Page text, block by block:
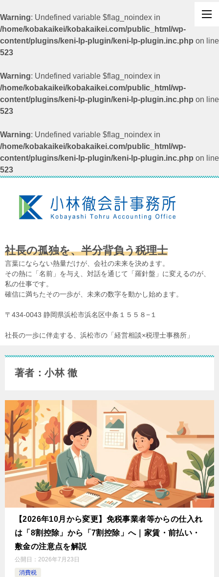
Warning: Undefined variable $flag_noindex in
/home/kobakaikei/kobakaikei.com/public_html/wp-
content/plugins/keni-lp-plugin/keni-lp-plugin.inc.php on line
523
Warning: Undefined variable $flag_noindex in
/home/kobakaikei/kobakaikei.com/public_html/wp-
content/plugins/keni-lp-plugin/keni-lp-plugin.inc.php on line
523
Warning: Undefined variable $flag_noindex in
/home/kobakaikei/kobakaikei.com/public_html/wp-
content/plugins/keni-lp-plugin/keni-lp-plugin.inc.php on line
523
社長の孤独を、半分背負う税理士
言葉にならない熱量だけが、会社の未来を決めます。
その熱に「名前」を与え、対話を通じて「羅針盤」に変えるのが、
私の仕事です。
確信に満ちたその一歩が、未来の数字を動かし始めます。
〒434-0043 静岡県浜松市浜名区中条１５５８−１
社長の一歩に伴走する、浜松市の「経営相談×税理士事務所」
著者：小林 徹
【2026年10月から変更】免税事業者等からの仕入れ
は「8割控除」から「7割控除」へ｜家賃・前払い・
敷金の注意点を解説
公開日： 2026年7月23日
消費税